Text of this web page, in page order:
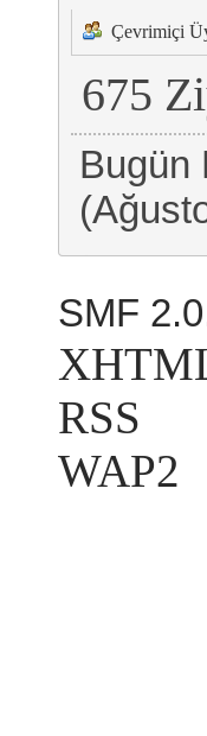
Çevrimiçi
675
Bugün
SMF
RSS
WAP2